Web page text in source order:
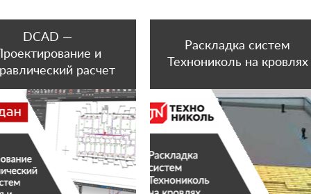
DCAD —
и
расчет
отопления и
и nanoCAD на
РИДАН
(бывш. Danfoss)
Раскладка систем
Технониколь на кровлях